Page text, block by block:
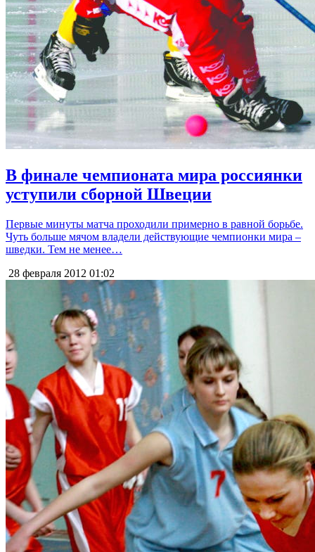
В финале чемпионата мира россиянки
уступили сборной Швеции
Первые минуты матча проходили примерно в равной борьбе.
Чуть больше мячом владели действующие чемпионки мира –
шведки. Тем не менее…
28 февраля 2012 01:02